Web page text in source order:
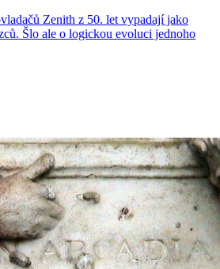
Zenith z 50. let vypadají jako
Šlo ale o logickou evoluci jednoho